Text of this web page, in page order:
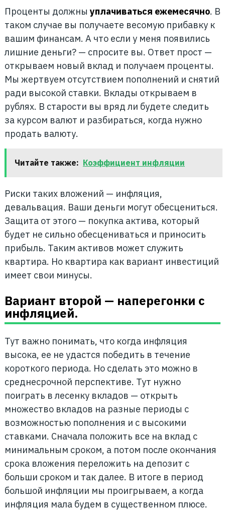
Проценты должны уплачиваться ежемесячно. В
таком случае вы получаете весомую прибавку к
вашим финансам. А что если у меня появились
лишние деньги? — спросите вы. Ответ прост —
открываем новый вклад и получаем проценты.
Мы жертвуем отсутствием пополнений и снятий
ради высокой ставки. Вклады открываем в
рублях. В старости вы вряд ли будете следить
за курсом валют и разбираться, когда нужно
продать валюту.
Читайте также: Коэффициент инфляции
Риски таких вложений — инфляция,
девальвация. Ваши деньги могут обесцениться.
Защита от этого — покупка актива, который
будет не сильно обесцениваться и приносить
прибыль. Таким активов может служить
квартира. Но квартира как вариант инвестиций
имеет свои минусы.
Вариант второй — наперегонки с
инфляцией.
Тут важно понимать, что когда инфляция
высока, ее не удастся победить в течение
короткого периода. Но сделать это можно в
среднесрочной перспективе. Тут нужно
поиграть в лесенку вкладов — открыть
множество вкладов на разные периоды с
возможностью пополнения и с высокими
ставками. Сначала положить все на вклад с
минимальным сроком, а потом после окончания
срока вложения переложить на депозит с
больши сроком и так далее. В итоге в период
большой инфляции мы проигрываем, а когда
инфляция мала будем в существенном плюсе.